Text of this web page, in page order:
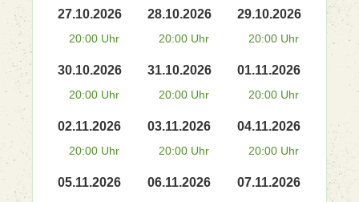
27.10.2026
20:00 Uhr
28.10.2026
20:00 Uhr
29.10.2026
20:00 Uhr
30.10.2026
20:00 Uhr
31.10.2026
20:00 Uhr
01.11.2026
20:00 Uhr
02.11.2026
20:00 Uhr
03.11.2026
20:00 Uhr
04.11.2026
20:00 Uhr
05.11.2026 06.11.2026 07.11.2026